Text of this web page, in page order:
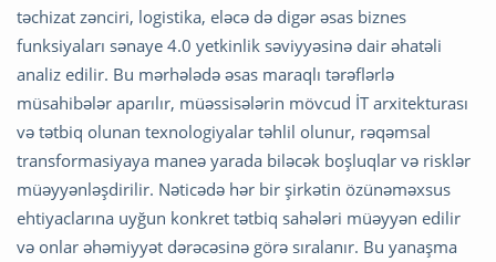
təchizat zənciri, logistika, eləcə də digər əsas biznes
funksiyaları sənaye 4.0 yetkinlik səviyyəsinə dair əhatəli
analiz edilir. Bu mərhələdə əsas maraqlı tərəflərlə
müsahibələr aparılır, müəssisələrin mövcud İT arxitekturası
və tətbiq olunan texnologiyalar təhlil olunur, rəqəmsal
transformasiyaya maneə yarada biləcək boşluqlar və risklər
müəyyənləşdirilir. Nəticədə hər bir şirkətin özünəməxsus
ehtiyaclarına uyğun konkret tətbiq sahələri müəyyən edilir
və onlar əhəmiyyət dərəcəsinə görə sıralanır. Bu yanaşma